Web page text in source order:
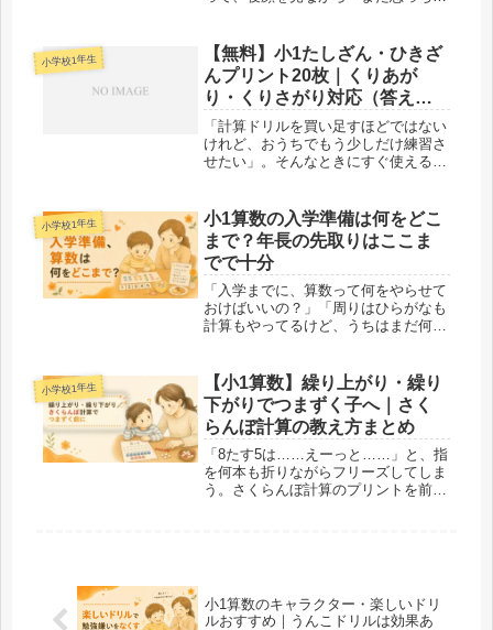
返していませんか。やさしくしたいの
に、向き合うと、どうしても語気が強
く...
小学校1年生
【無料】小1たしざん・ひきざ
んプリント20枚｜くりあが
り・くりさがり対応（答えつ
き）
「計算ドリルを買い足すほどではない
けれど、おうちでもう少しだけ練習さ
せたい」。そんなときにすぐ使える、
で、答えつき。ダウンロードしてご家
庭のプリンターやコンビニ印刷でお使
いい...
小学校1年生
小1算数の入学準備は何をどこ
まで？年長の先取りはここま
でで十分
「入学までに、算数って何をやらせて
おけばいいの？」「周りはひらがなも
計算もやってるけど、うちはまだ何も
れもこれもやらせなきゃと焦る一方
で、何から手をつければいいのか分か
らな...
小学校1年生
【小1算数】繰り上がり・繰り
下がりでつまずく子へ｜さく
らんぼ計算の教え方まとめ
「8たす5は……えーっと……」と、指
を何本も折りながらフリーズしてしま
う。さくらんぼ計算のプリントを前
小1算数のキャラクター・楽しいドリ
ルおすすめ｜うんこドリルは効果あ